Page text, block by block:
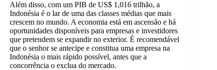
Além disso, com um PIB de US$ 1,016 trilhão, a
Indonésia é o lar de uma das classes médias que mais
crescem no mundo. A economia está em ascensão e há
oportunidades disponíveis para empresas e investidores
que pretendem se expandir no exterior. É recomendável
que o senhor se antecipe e constitua uma empresa na
Indonésia o mais rápido possível, antes que a
concorrência o exclua do mercado.